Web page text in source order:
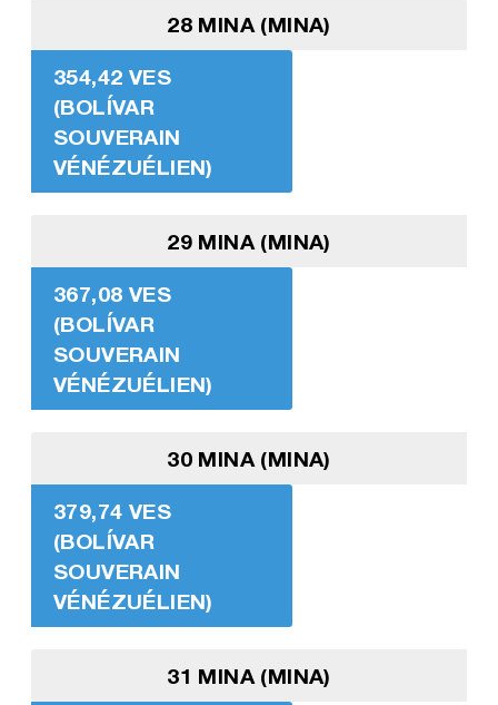
28 MINA (MINA)
354,42 VES
(BOLÍVAR
SOUVERAIN
VÉNÉZUÉLIEN)
29 MINA (MINA)
367,08 VES
(BOLÍVAR
SOUVERAIN
VÉNÉZUÉLIEN)
30 MINA (MINA)
379,74 VES
(BOLÍVAR
SOUVERAIN
VÉNÉZUÉLIEN)
31 MINA (MINA)